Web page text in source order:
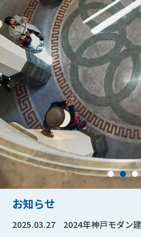
お知らせ
2025.03.27
2024年神戸モダン